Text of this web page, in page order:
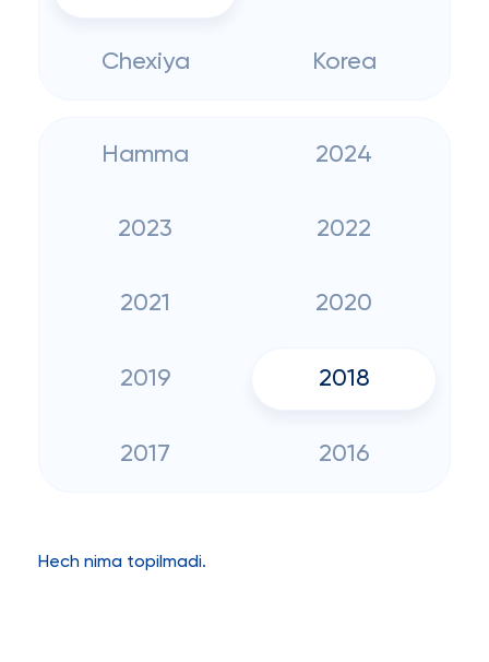
Chexiya Korea
Hamma 2024
2023 2022
2021 2020
2019 2018
2017 2016
Hech nima topilmadi.